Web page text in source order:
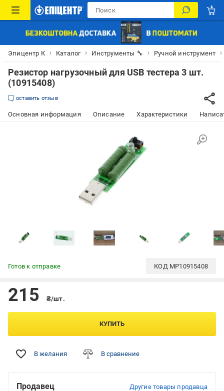
Эпицентр К Каталог Инструменты 🔧 Ручной инструмент
Резистор нагрузочный для USB тестера 3 шт.
(10915408)
оставить отзыв
Основная информация Описание Характеристики
Готов к отправке КОД MP10915408
215 ₴/шт.
КУПИТЬ
В желания В сравнение
Продавец Другие товары продавца